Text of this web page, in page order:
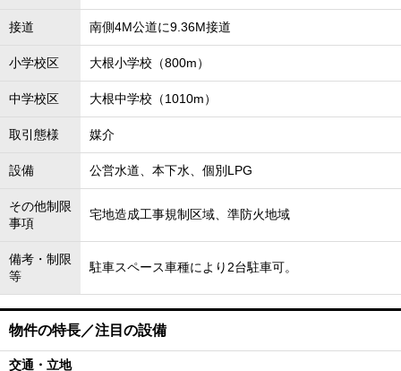
接道 南側4M公道に9.36M接道
小学校区 大根小学校（800m）
中学校区 大根中学校（1010m）
取引態様 媒介
設備 公営水道、本下水、個別LPG
その他制限
事項
宅地造成工事規制区域、準防火地域
備考・制限
等
駐車スペース車種により2台駐車可。
物件の特長／注目の設備
交通・立地